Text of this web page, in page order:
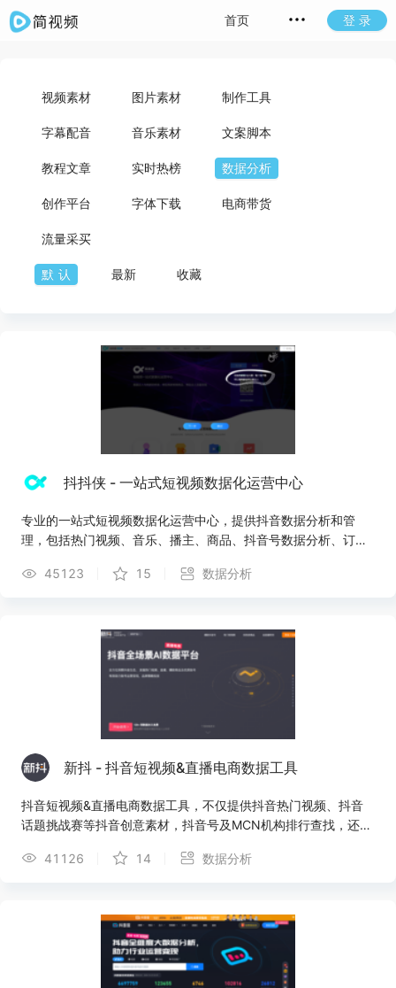
首页 登 录
视频素材 图片素材 制作工具
字幕配音 音乐素材 文案脚本
教程文章 实时热榜 数据分析
创作平台 字体下载 电商带货
流量采买
默认 最新 收藏
抖抖侠 - 一站式短视频数据化运营中心
专业的一站式短视频数据化运营中心，提供抖音数据分析和管
理，包括热门视频、音乐、播主、商品、抖音号数据分析、订单
45123
15 数据分析
新抖 - 抖音短视频&直播电商数据工具
抖音短视频&直播电商数据工具，不仅提供抖音热门视频、抖音
话题挑战赛等抖音创意素材，抖音号及MCN机构排行查找，还提
商品、品牌营销等全面的短视频在线数据服务,助力达人运营，
41126 14 数据分析